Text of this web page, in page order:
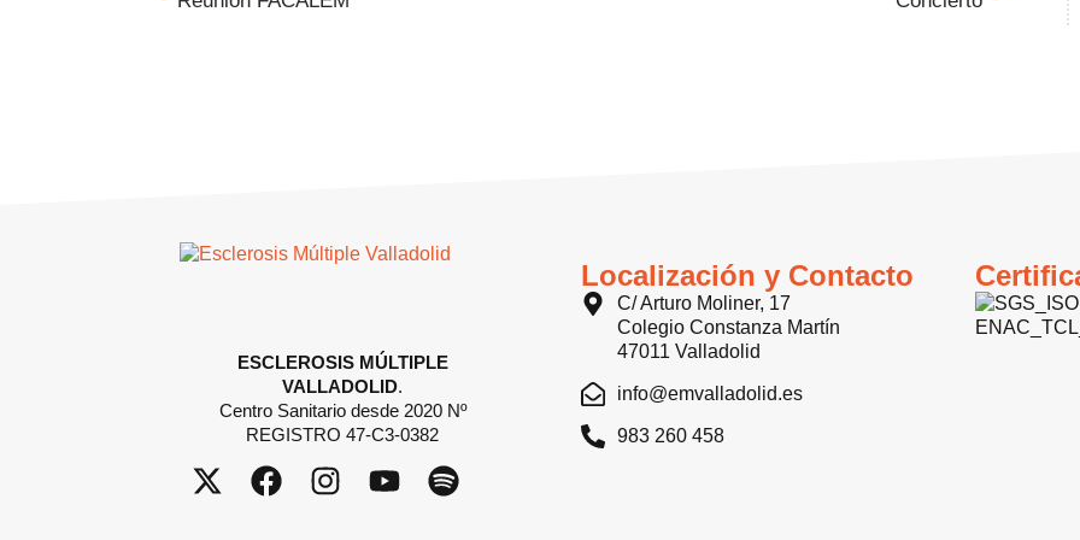
ESCLEROSIS MÚLTIPLE
VALLADOLID.
Centro Sanitario desde 2020 Nº
REGISTRO 47-C3-0382
Localización y Contacto
C/ Arturo Moliner, 17
Colegio Constanza Martín
47011 Valladolid
info@emvalladolid.es
983 260 458